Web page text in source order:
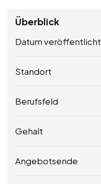
Überblick
Datum veröffentlicht
Standort
Berufsfeld
Gehalt
Angebotsende